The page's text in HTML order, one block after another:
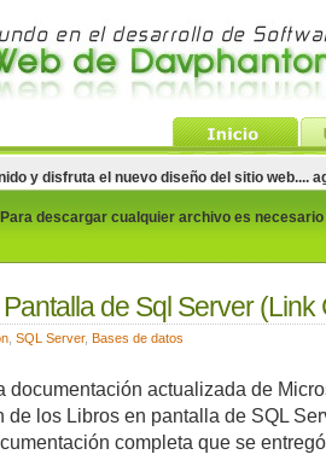
y disfruta el nuevo diseño del sitio web....
Para descargar cualquier archivo es
de Sql Server (Link
, SQL Server, Bases de datos
documentación actualizada de
de los Libros en pantalla de SQL
completa que se